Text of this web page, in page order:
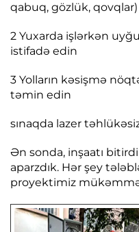
qabuq, gözlük,
2 Yuxarda işlərkən
istifadə edin
3 Yolların kəsişmə
təmin edin
sınaqda lazer
Ən sonda, inşaatı
aparzdık. Hər şey
proyektimiz